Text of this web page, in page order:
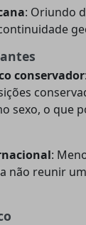
: Oriundo
conservador
sexo, o que
:
não reunir